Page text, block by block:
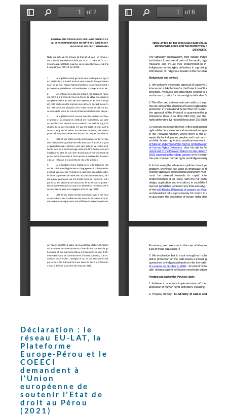
Déclaration : le
réseau EU-LAT, la
Plateforme
Europe-Pérou et le
COEECI
demandent à
l'Union
européenne de
soutenir l'Etat de
droit au Pérou
(2021)